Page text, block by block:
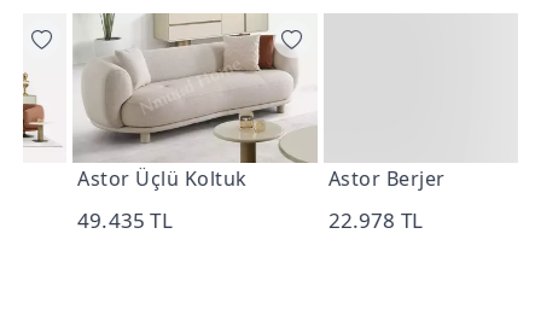
Astor Üçlü Koltuk
49.435 TL
Astor Berjer
22.978 TL